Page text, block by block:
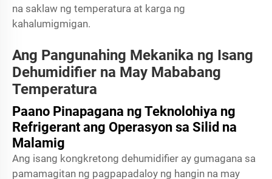
na saklaw ng temperatura at karga ng
kahalumigmigan.
Ang Pangunahing Mekanika ng Isang
Dehumidifier na May Mababang
Temperatura
Paano Pinapagana ng Teknolohiya ng
Refrigerant ang Operasyon sa Silid na
Malamig
Ang isang kongkretong dehumidifier ay gumagana sa
pamamagitan ng pagpapadaloy ng hangin na may